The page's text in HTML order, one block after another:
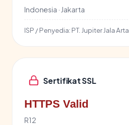
Indonesia · Jakarta
ISP / Penyedia: PT. Jupiter Jala Arta
Sertifikat SSL
HTTPS Valid
R12